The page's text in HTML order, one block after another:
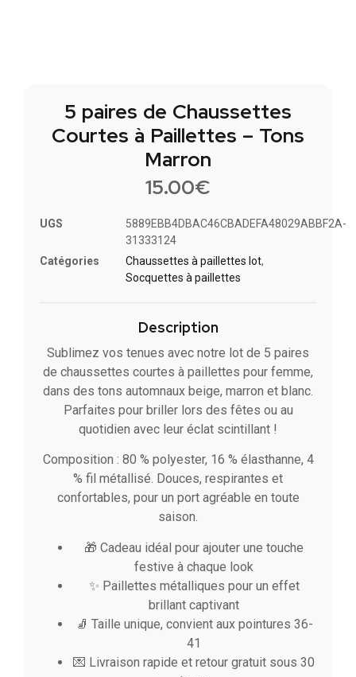
5 paires de Chaussettes
Courtes à Paillettes – Tons
Marron
15.00€
UGS
5889EBB4DBAC46CBADEFA48029ABBF2A-
31333124
Catégories
Chaussettes à paillettes lot​,
Socquettes à paillettes
Description
Sublimez vos tenues avec notre lot de 5 paires
de chaussettes courtes à paillettes pour femme,
dans des tons automnaux beige, marron et blanc.
Parfaites pour briller lors des fêtes ou au
quotidien avec leur éclat scintillant !
Composition : 80 % polyester, 16 % élasthanne, 4
% fil métallisé. Douces, respirantes et
confortables, pour un port agréable en toute
saison.
🎁 Cadeau idéal pour ajouter une touche
festive à chaque look
✨ Paillettes métalliques pour un effet
brillant captivant
🧦 Taille unique, convient aux pointures 36-
41
💌 Livraison rapide et retour gratuit sous 30